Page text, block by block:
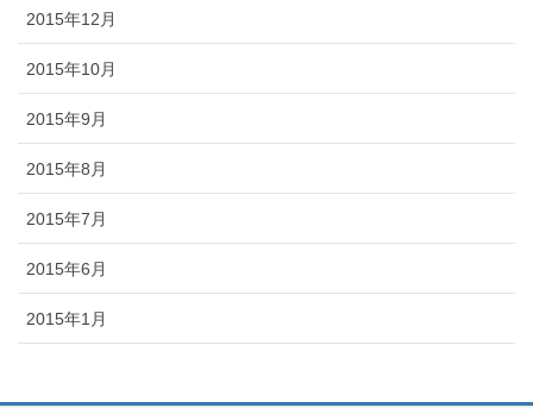
2015年12月
2015年10月
2015年9月
2015年8月
2015年7月
2015年6月
2015年1月